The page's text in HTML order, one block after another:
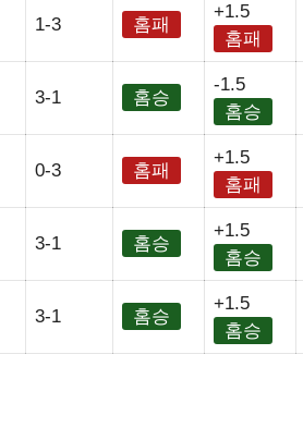
1-3 홈패
+1.5
홈패
3-1 홈승
-1.5
홈승
0-3 홈패
+1.5
홈패
3-1 홈승
+1.5
홈승
3-1 홈승
+1.5
홈승